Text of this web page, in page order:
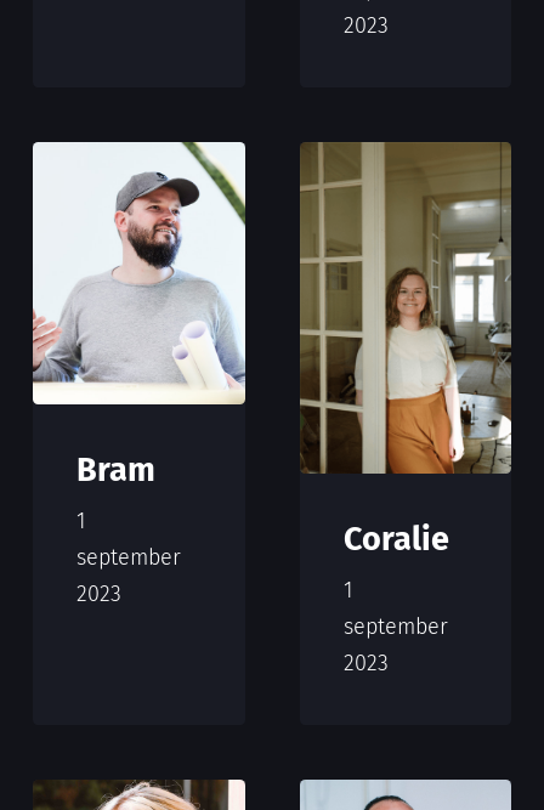
2023
Bram
1
september
2023
Coralie
1
september
2023